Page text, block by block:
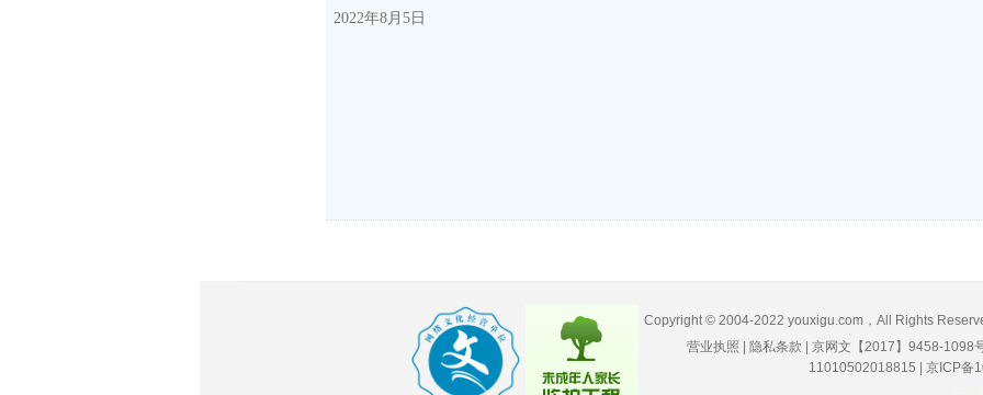
2022年8月 5 日
Copyright © 2004-2022 youxigu.com，All Rights
营业执照
隐私条款 京网文【2017】9458-1098
11010502018815
京ICP备